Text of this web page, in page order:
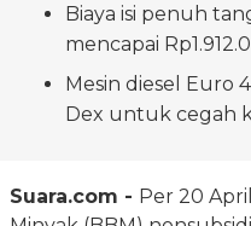
Biaya isi penuh
mencapai
Mesin diesel Euro
Dex untuk cegah
Suara.com - Per 20